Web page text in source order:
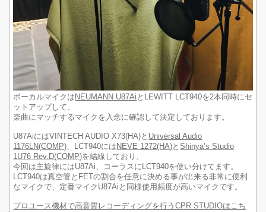
ボーカルマイクは NEUMANN U87Ai とLEWITT LCT940を2本同時にセ
ットアップして、
楽曲にマッチするマイクを入念に確認して決定しております。
U87AiにはVINTECH AUDIO X73(HA)と Universal Audio
1176LN(COMP)、LCT940には NEVE 1272(HA)とShinya’s Studio
1U76 Rev.D(COMP)を結線しており、
今回は主旋律にはU87Ai、コーラスにLCT940を使い分けてます。
LCT940は真空管とFETの割合を任意に決める事が出来る非常に便利
なマイクで、定番マイクU87Aiと同様使用頻度が高いマイクです。
プロユース機材で高音質レコーディングを行うCPR STUDIOはこち